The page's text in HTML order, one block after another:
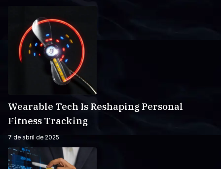
Wearable Tech Is Reshaping Personal
Fitness Tracking
7 de abril de 2025